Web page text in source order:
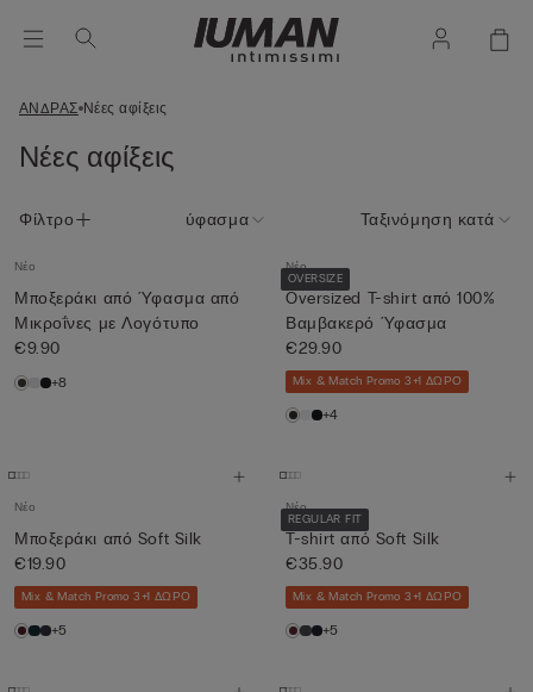
ΑΝΔΡΑΣ Νέες αφίξεις
Νέες αφίξεις
Φίλτρο ύφασμα Ταξινόμηση κατά
Νέο
Μποξεράκι από Ύφασμα από
Μικροΐνες με Λογότυπο
€9.90
+8
OVERSIZE
Νέο
Oversized T-shirt από 100%
Βαμβακερό Ύφασμα
€29.90
Mix & Match Promo 3+1 ΔΩΡΟ
+4
Νέο
Μποξεράκι από Soft Silk
€19.90
Mix & Match Promo 3+1 ΔΩΡΟ
+5
REGULAR FIT
Νέο
T-shirt από Soft Silk
€35.90
Mix & Match Promo 3+1 ΔΩΡΟ
+5